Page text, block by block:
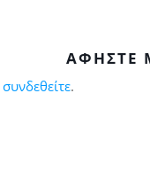
ΑΦΉΣΤΕ
συνδεθείτε.